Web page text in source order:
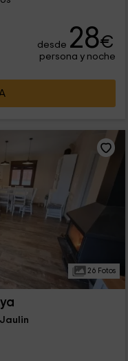
desde 28€
persona y noche
26 Fotos